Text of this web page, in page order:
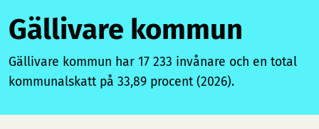
Gällivare kommun
Gällivare kommun har 17 233 invånare och en total
kommunalskatt på 33,89 procent (2026).